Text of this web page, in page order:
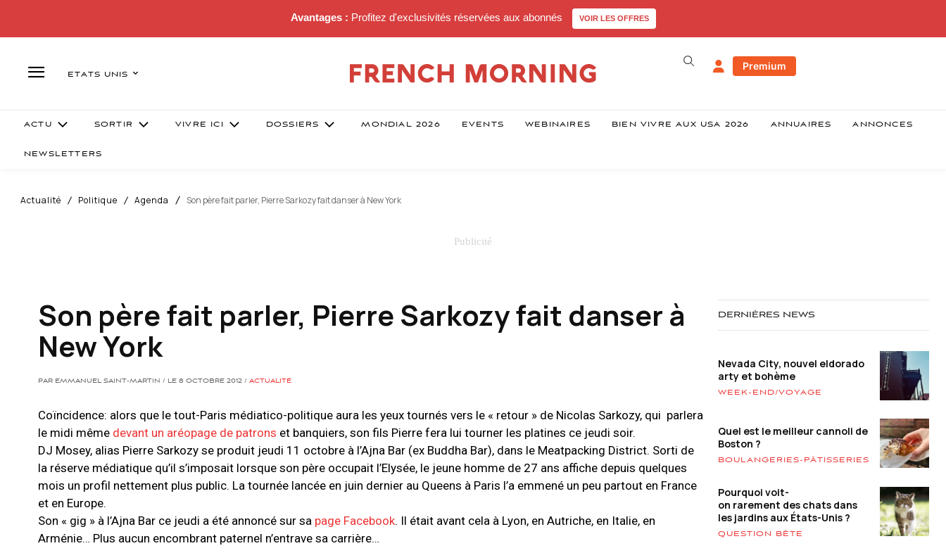
Avantages : Profitez d'exclusivités réservées aux abonnés VOIR LES OFFRES
ETATS UNIS
Premium
ACTU SORTIR VIVRE ICI DOSSIERS MONDIAL 2026 EVENTS WEBINAIRES BIEN VIVRE AUX USA 2026 ANNUAIRES ANNONCES
NEWSLETTERS
Actualité Politique Agenda Son père fait parler, Pierre Sarkozy fait danser à New York
Son père fait parler, Pierre Sarkozy fait danser à
New York
PAR EMMANUEL SAINT-MARTIN / LE 8 OCTOBRE 2012 / ACTUALITÉ
Coïncidence: alors que le tout-Paris médiatico-politique aura les yeux tournés vers le « retour » de Nicolas Sarkozy, qui parlera
le midi même devant un aréopage de patrons et banquiers, son fils Pierre fera lui tourner les platines ce jeudi soir.
DJ Mosey, alias Pierre Sarkozy se produit jeudi 11 octobre à l’Ajna Bar (ex Buddha Bar), dans le Meatpacking District. Sorti de
la réserve médiatique qu’il s’imposait lorsque son père occupait l’Elysée, le jeune homme de 27 ans affiche depuis quelques
mois un profil nettement plus public. La tournée lancée en juin dernier au Queens à Paris l’a emmené un peu partout en France
et en Europe.
Son « gig » à l’Ajna Bar ce jeudi a été annoncé sur sa page Facebook. Il était avant cela à Lyon, en Autriche, en Italie, en
Arménie… Plus aucun encombrant paternel n’entrave sa carrière…
DERNIÈRES NEWS
Nevada City, nouvel eldorado
arty et bohème
WEEK-END/VOYAGE
Quel est le meilleur cannoli de
Boston ?
BOULANGERIES-PÂTISSERIES
Pourquoi voit-
on rarement des chats dans
les jardins aux États-Unis ?
QUESTION BÊTE